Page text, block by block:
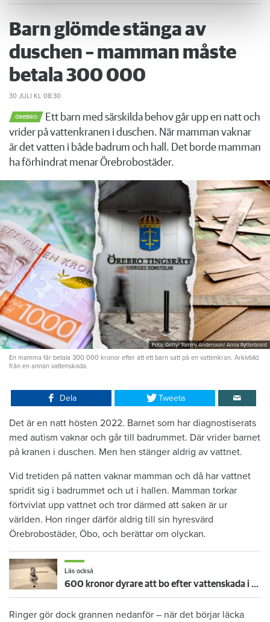
Barn glömde stänga av
duschen – mamman måste
betala 300 000
30 JULI KL 08:30
ÖREBRO
Ett barn med särskilda behov går upp en natt och
vrider på vattenkranen i duschen. När mamman vaknar
är det vatten i både badrum och hall. Det borde mamman
ha förhindrat menar Örebrobostäder.
Foto: Getty/ Tommy Andersson/ Anna Rytterbrant
En mamma får betala 300 000 kronor efter att ett barn satt på en vattenkran. Arkivbild
från en annan vattenskada.
Dela Tweeta
Det är en natt hösten 2022. Barnet som har diagnostiserats
med autism vaknar och går till badrummet. Där vrider barnet
på kranen i duschen. Men hen stänger aldrig av vattnet.
Vid tretiden på natten vaknar mamman och då har vattnet
spridit sig i badrummet och ut i hallen. Mamman torkar
förtvivlat upp vattnet och tror därmed att saken är ur
världen. Hon ringer därför aldrig till sin hyresvärd
Örebrobostäder, Öbo, och berättar om olyckan.
Läs också
600 kronor dyrare att bo efter vattenskada i Varberg
Ringer gör dock grannen nedanför – när det börjar läcka